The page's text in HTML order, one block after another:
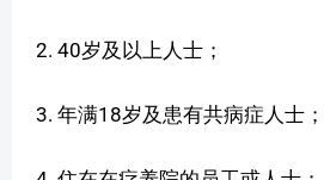
2. 40岁及以上人士；
3. 年满18岁及患有共病症人士；